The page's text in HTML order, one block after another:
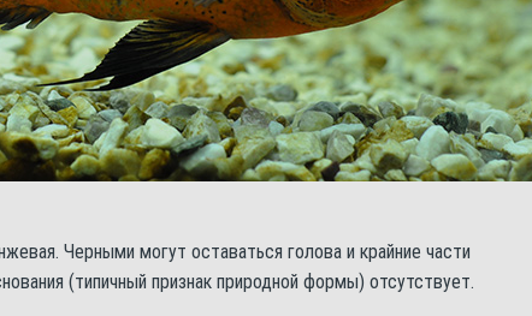
Черными могут оставаться голова и крайние части
(типичный признак природной формы) отсутствует.